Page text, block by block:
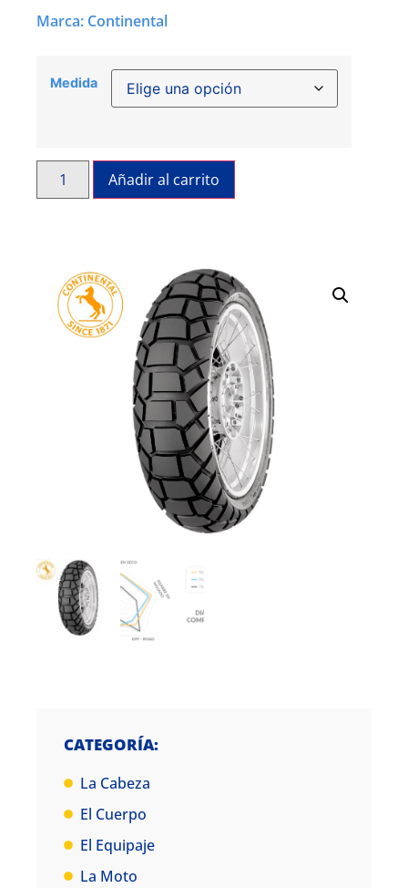
CATEGORÍA:
La Cabeza
El Cuerpo
El Equipaje
La Moto
Marca: Continental
Medida
Añadir al carrito